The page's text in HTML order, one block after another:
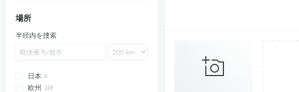
場所
半径内を捜索
日本
欧州